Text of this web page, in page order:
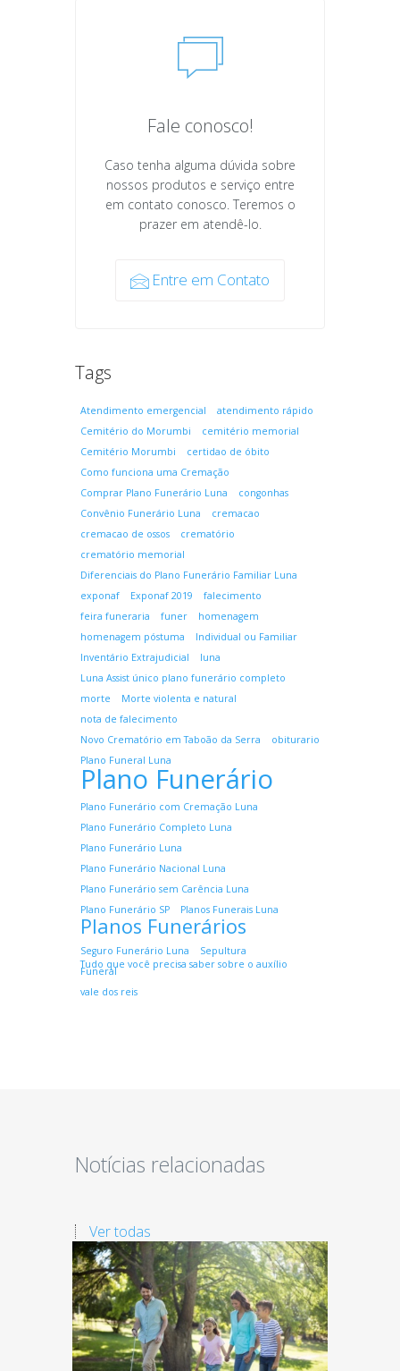
Fale conosco!
Caso tenha alguma dúvida sobre
nossos produtos e serviço entre
em contato conosco. Teremos o
prazer em atendê-lo.
Entre em Contato
Tags
Atendimento emergencial
atendimento rápido
Cemitério do Morumbi
cemitério memorial
Cemitério Morumbi
certidao de óbito
Como funciona uma Cremação
Comprar Plano Funerário Luna
congonhas
Convênio Funerário Luna
cremacao
cremacao de ossos
crematório
crematório memorial
Diferenciais do Plano Funerário Familiar Luna
exponaf
Exponaf 2019
falecimento
feira funeraria
funer
homenagem
homenagem póstuma
Individual ou Familiar
Inventário Extrajudicial
luna
Luna Assist único plano funerário completo
morte
Morte violenta e natural
nota de falecimento
Novo Crematório em Taboão da Serra
obiturario
Plano Funeral Luna
Plano Funerário
Plano Funerário com Cremação Luna
Plano Funerário Completo Luna
Plano Funerário Luna
Plano Funerário Nacional Luna
Plano Funerário sem Carência Luna
Plano Funerário SP
Planos Funerais Luna
Planos Funerários
Seguro Funerário Luna
Sepultura
Tudo que você precisa saber sobre o auxílio
Funeral
vale dos reis
Notícias relacionadas
Ver todas